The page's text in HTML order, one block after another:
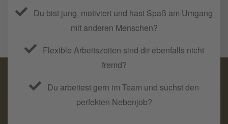
Du bist jung, motiviert und hast Spaß am Umgang
mit anderen Menschen?
Flexible Arbeitszeiten sind dir ebenfalls nicht
fremd?
Du arbeitest gern im Team und suchst den
perfekten Nebenjob?